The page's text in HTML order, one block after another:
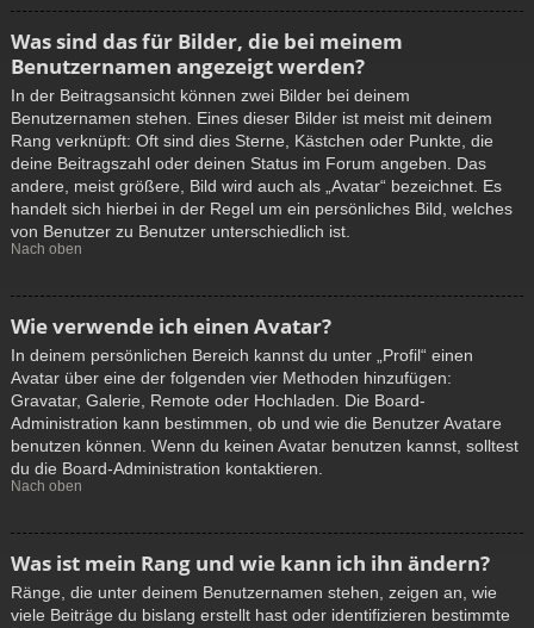
Was sind das für Bilder, die bei meinem
Benutzernamen angezeigt werden?
In der Beitragsansicht können zwei Bilder bei deinem
Benutzernamen stehen. Eines dieser Bilder ist meist mit deinem
Rang verknüpft: Oft sind dies Sterne, Kästchen oder Punkte, die
deine Beitragszahl oder deinen Status im Forum angeben. Das
andere, meist größere, Bild wird auch als „Avatar“ bezeichnet. Es
handelt sich hierbei in der Regel um ein persönliches Bild, welches
von Benutzer zu Benutzer unterschiedlich ist.
Nach oben
Wie verwende ich einen Avatar?
In deinem persönlichen Bereich kannst du unter „Profil“ einen
Avatar über eine der folgenden vier Methoden hinzufügen:
Gravatar, Galerie, Remote oder Hochladen. Die Board-
Administration kann bestimmen, ob und wie die Benutzer Avatare
benutzen können. Wenn du keinen Avatar benutzen kannst, solltest
du die Board-Administration kontaktieren.
Nach oben
Was ist mein Rang und wie kann ich ihn ändern?
Ränge, die unter deinem Benutzernamen stehen, zeigen an, wie
viele Beiträge du bislang erstellt hast oder identifizieren bestimmte